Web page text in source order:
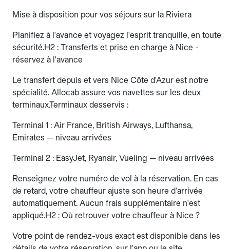
Mise à disposition pour vos séjours sur la Riviera
Planifiez à l'avance et voyagez l'esprit tranquille, en toute
sécurité.H2 : Transferts et prise en charge à Nice -
réservez à l'avance
Le transfert depuis et vers Nice Côte d'Azur est notre
spécialité. Allocab assure vos navettes sur les deux
terminaux.Terminaux desservis :
Terminal 1 : Air France, British Airways, Lufthansa,
Emirates — niveau arrivées
Terminal 2 : EasyJet, Ryanair, Vueling — niveau arrivées
Renseignez votre numéro de vol à la réservation. En cas
de retard, votre chauffeur ajuste son heure d'arrivée
automatiquement. Aucun frais supplémentaire n'est
appliqué.H2 : Où retrouver votre chauffeur à Nice ?
Votre point de rendez-vous exact est disponible dans les